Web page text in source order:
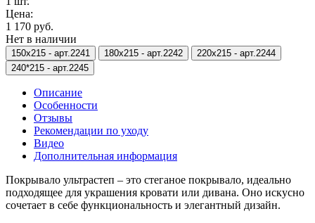
Цена:
1 170 руб.
Нет в наличии
150х215 - арт.2241 180х215 - арт.2242 220х215 - арт.2244
240*215 - арт.2245
Описание
Особенности
Отзывы
Рекомендации по уходу
Видео
Дополнительная информация
Покрывало ультрастеп – это стеганое покрывало, идеально
подходящее для украшения кровати или дивана. Оно искусно
сочетает в себе функциональность и элегантный дизайн.